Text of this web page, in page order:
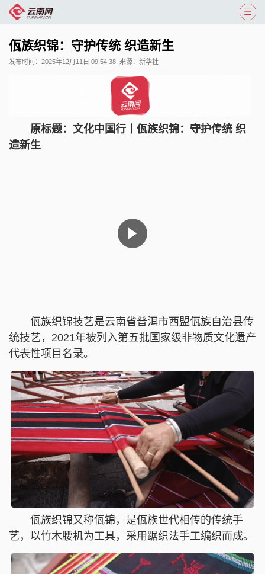
佤族织锦：守护传统 织造新生
发布时间： 2025年12月11日 09:54:38 来源： 新华社
原标题： 文化中国行丨佤族织锦：守护传统 织
造新生
佤族织锦技艺是云南省普洱市西盟佤族自治县传
统技艺，2021年被列入第五批国家级非物质文化遗产
代表性项目名录。
佤族织锦又称佤锦，是佤族世代相传的传统手
艺，以竹木腰机为工具，采用踞织法手工编织而成。